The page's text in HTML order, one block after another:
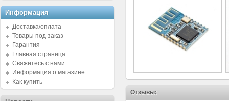
Отзывы:
Информация
Доставка/оплата
Товары под заказ
Гарантия
Главная страница
Свяжитесь с нами
Информация о магазине
Как купить